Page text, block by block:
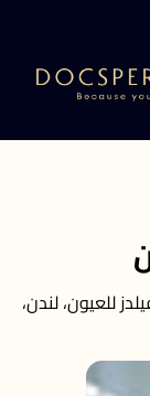
للعيون، لندن،